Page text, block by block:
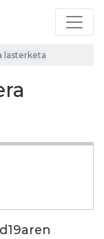
lasterketa